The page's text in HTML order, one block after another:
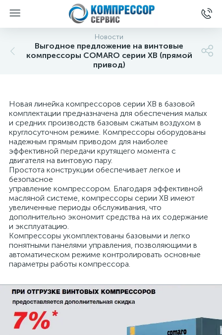
Новости
Выгодное предложение на винтовые
компрессоры COMARO серии XB (прямой
привод)
Новая линейка компрессоров серии XB в базовой
комплектации предназначена для обеспечения малых
и средних производств базовым сжатым воздухом в
круглосуточном режиме. Компрессоры оборудованы
надежным прямым приводом для наиболее
эффективной передачи крутящего момента с
двигателя на винтовую пару.
Простота конструкции обеспечивает легкое и
безопасное
управление компрессором. Благодаря эффективной
масляной системе, компрессоры серии XB имеют
увеличенные периоды обслуживания, что
дополнительно экономит средства на их содержание
и эксплуатацию.
Компрессоры укомплектованы базовыми и легко
понятными панелями управления, позволяющими в
автоматическом режиме контролировать основные
параметры работы компрессора.